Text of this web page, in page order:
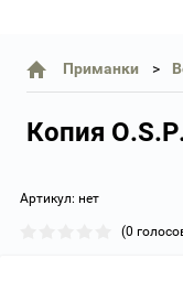
Приманки
Копия
Артикул: нет
(0